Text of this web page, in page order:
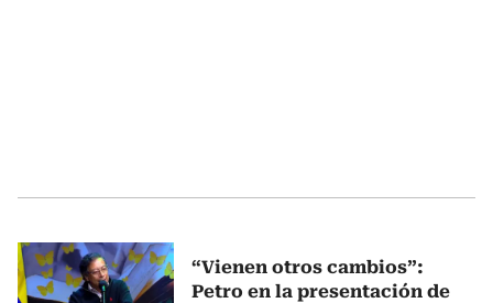
“Vienen otros cambios”:
Petro en la presentación de